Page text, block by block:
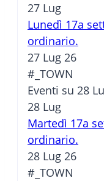
27 Lug
Lunedì 17a
ordinario.
27 Lug 26
#_TOWN
Eventi su 28
28 Lug
Martedì 17a
ordinario.
28 Lug 26
#_TOWN